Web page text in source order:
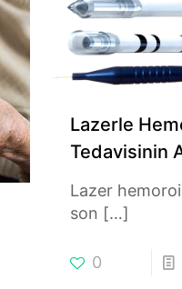
Lazerle
Tedavisinin
Lazer
son […]
0